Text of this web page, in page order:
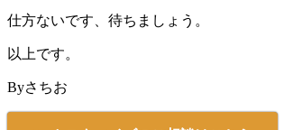
仕方ないです、待ちましょう。
以上です。
Byさちお